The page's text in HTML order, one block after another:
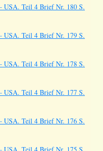
Teil 4 Brief Nr. 180 S.
Teil 4 Brief Nr. 179 S.
Teil 4 Brief Nr. 178 S.
Teil 4 Brief Nr. 177 S.
Teil 4 Brief Nr. 176 S.